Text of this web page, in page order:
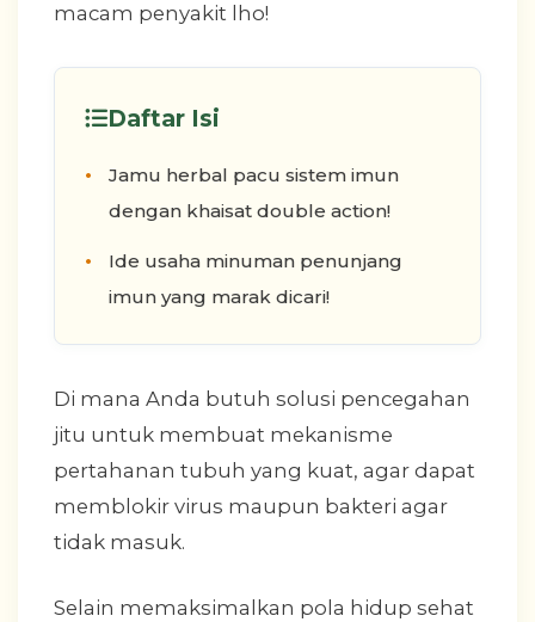
macam penyakit lho!
Daftar Isi
Jamu herbal pacu sistem imun
dengan khaisat double action!
Ide usaha minuman penunjang
imun yang marak dicari!
Di mana Anda butuh solusi pencegahan
jitu untuk membuat mekanisme
pertahanan tubuh yang kuat, agar dapat
memblokir virus maupun bakteri agar
tidak masuk.
Selain memaksimalkan pola hidup sehat